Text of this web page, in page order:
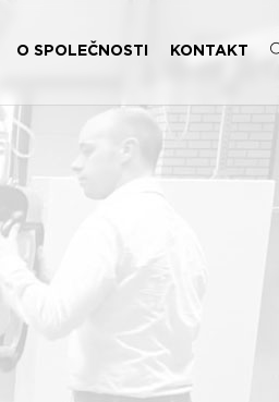
O SPOLEČNOSTI KONTAKT